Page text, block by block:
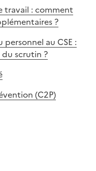
travail : comment
?
au CSE :
scrutin ?
(C2P)